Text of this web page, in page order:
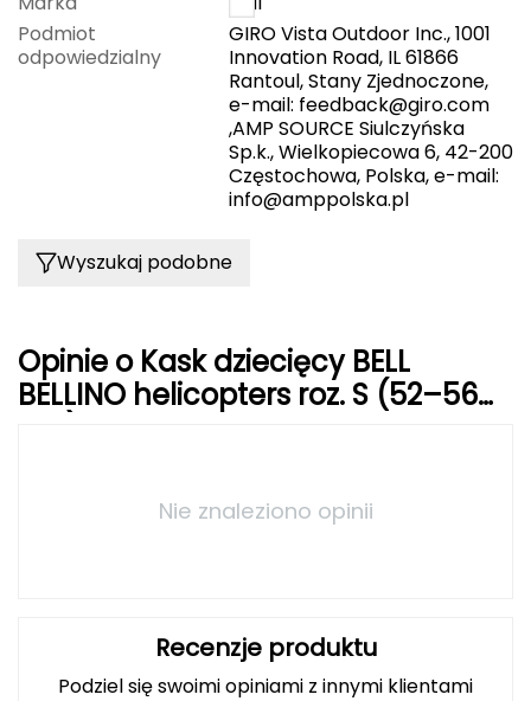
Grand Trunk
Gumbies
HAGLÖFS
HMS
Hydrapak
Podmiot
odpowiedzialny
GIRO Vista Outdoor Inc., 1001
Innovation Road, IL 61866
Rantoul, Stany Zjednoczone,
e-mail: feedback@giro.com
,AMP SOURCE Siulczyńska
Sp.k., Wielkopiecowa 6, 42-200
Częstochowa, Polska, e-mail:
info@amppolska.pl
Wyszukaj podobne
Opinie o Kask dziecięcy BELL
BELLINO helicopters roz. S (52–56
Nie znaleziono opinii
Recenzje produktu
Podziel się swoimi opiniami z innymi klientami